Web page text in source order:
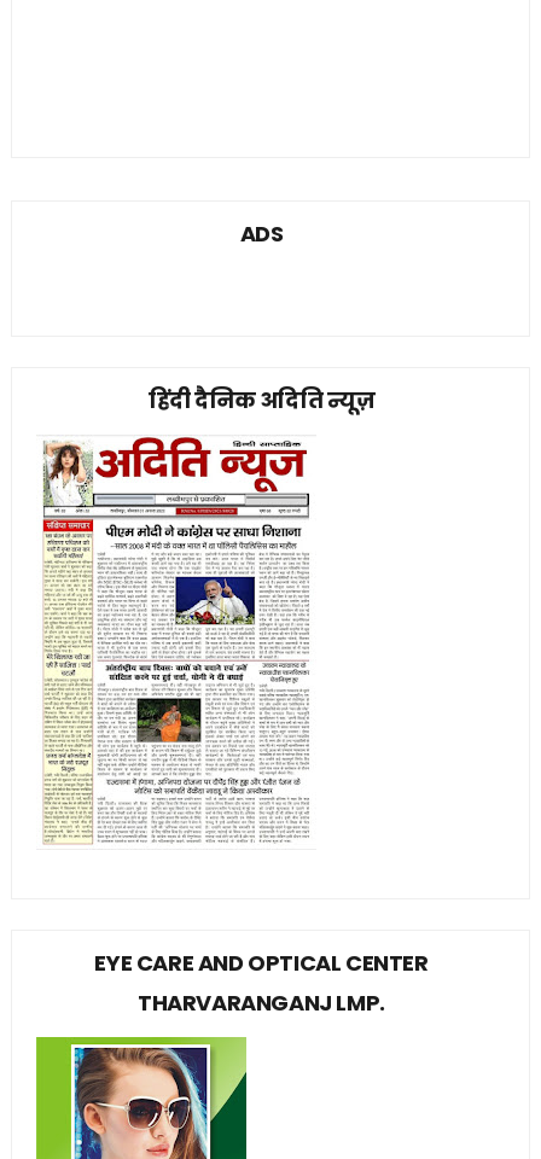
ADS
हिंदी दैनिक अदिति न्यूज़
EYE CARE AND OPTICAL CENTER
THARVARANGANJ LMP.